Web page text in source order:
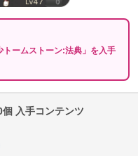
トームストーン:法典」を入手
入手コンテンツ